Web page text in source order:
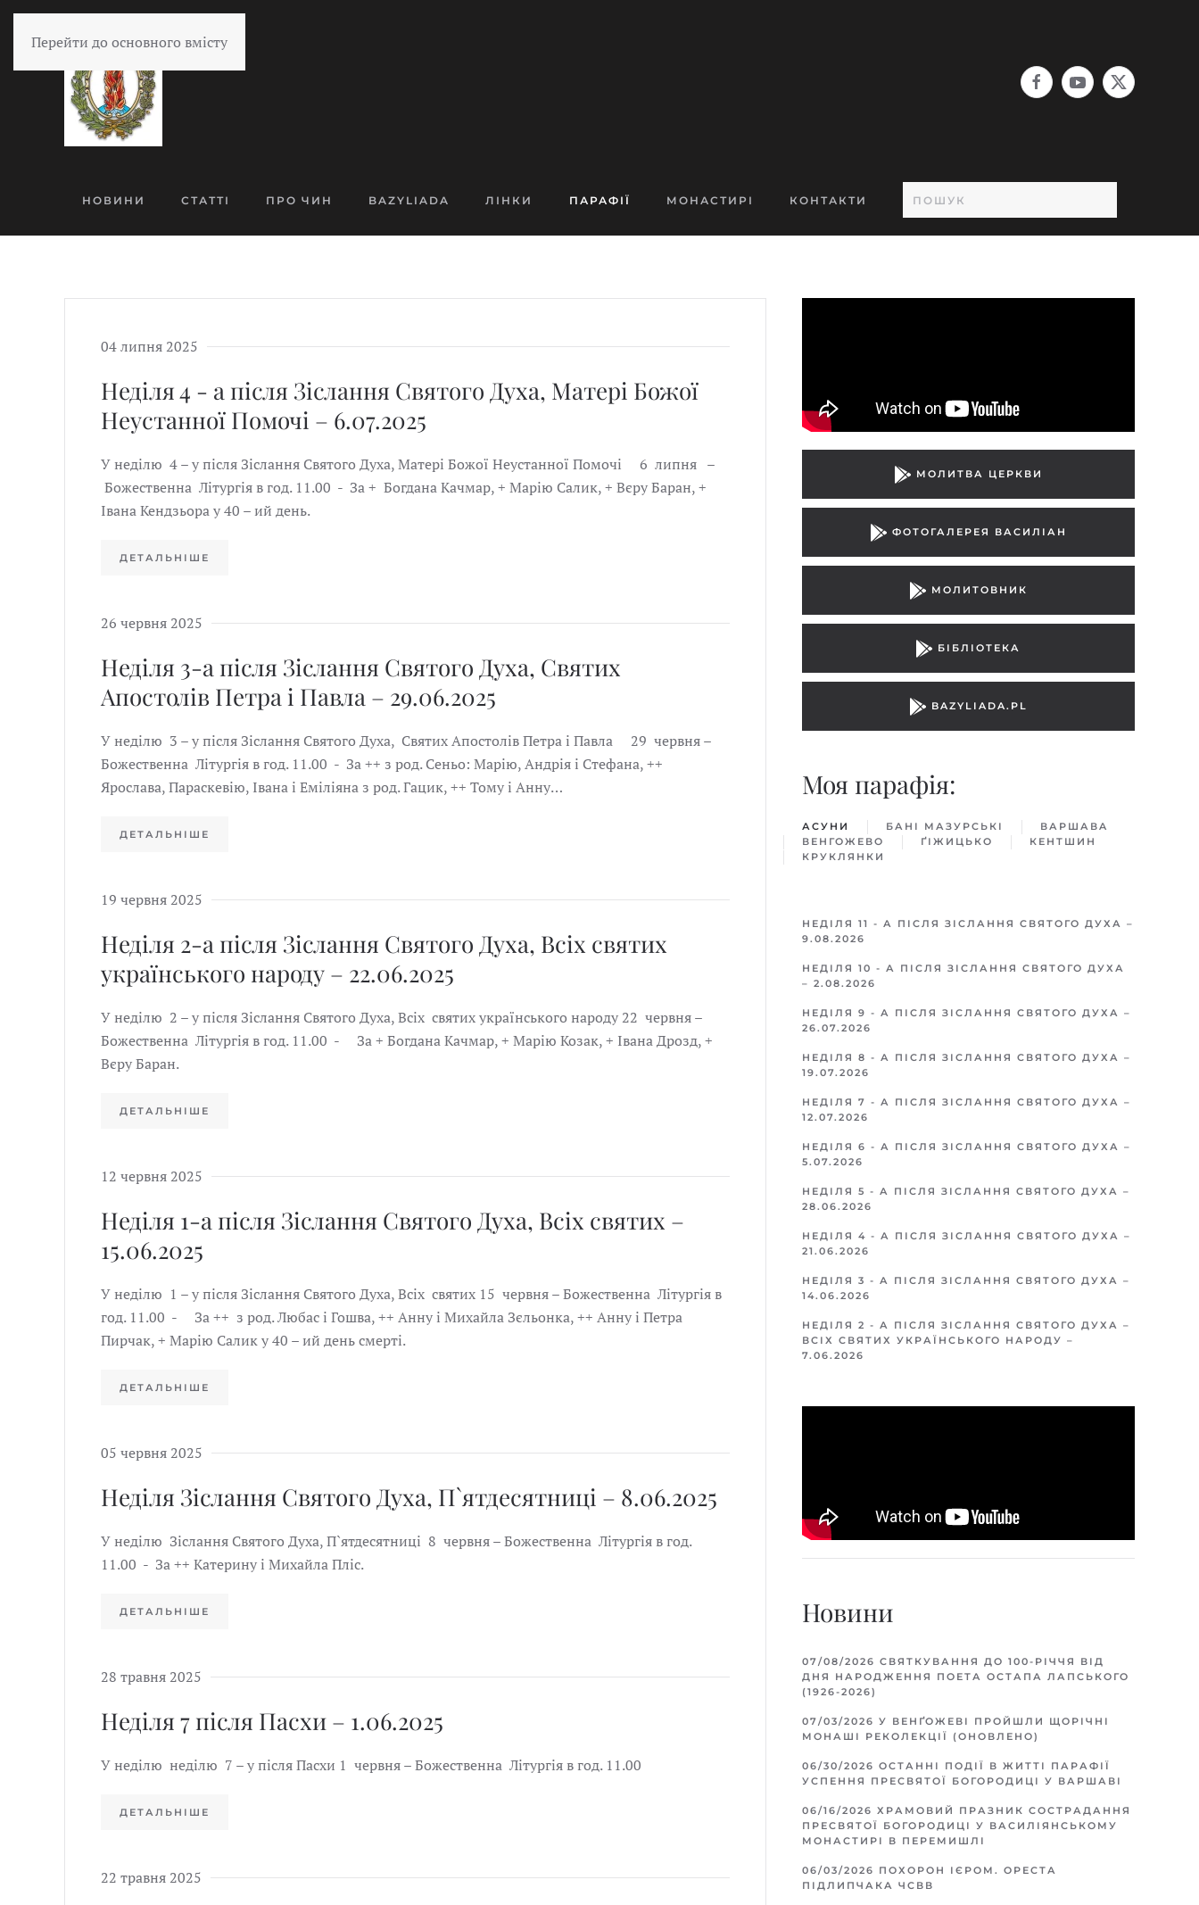
Перейти до основного вмісту
НОВИНИ СТАТТІ ПРО ЧИН BAZYLIADA ЛІНКИ ПАРАФІЇ МОНАСТИРІ КОНТАКТИ
04 липня 2025
Неділя 4 - а після Зіслання Святого Духа, Матері Божої
Неустанної Помочі – 6.07.2025
У неділю 4 – у після Зіслання Святого Духа, Матері Божої Неустанної Помочі 6 липня –
Божественна Літургія в год. 11.00 - За + Богдана Качмар, + Марію Салик, + Вєру Баран, +
Івана Кендзьора у 40 – ий день.
ДЕТАЛЬНІШЕ
26 червня 2025
Неділя 3-а після Зіслання Святого Духа, Святих
Апостолів Петра і Павла – 29.06.2025
У неділю 3 – у після Зіслання Святого Духа, Святих Апостолів Петра і Павла 29 червня –
Божественна Літургія в год. 11.00 - За ++ з род. Сеньо: Марію, Андрія і Стефана, ++
Ярослава, Параскевію, Івана і Еміліяна з род. Гацик, ++ Тому і Анну…
ДЕТАЛЬНІШЕ
19 червня 2025
Неділя 2-а після Зіслання Святого Духа, Всіх святих
українського народу – 22.06.2025
У неділю 2 – у після Зіслання Святого Духа, Всіх святих українського народу 22 червня –
Божественна Літургія в год. 11.00 - За + Богдана Качмар, + Марію Козак, + Івана Дрозд, +
Вєру Баран.
ДЕТАЛЬНІШЕ
12 червня 2025
Неділя 1-а після Зіслання Святого Духа, Всіх святих –
15.06.2025
У неділю 1 – у після Зіслання Святого Духа, Всіх святих 15 червня – Божественна Літургія в
год. 11.00 - За ++ з род. Любас і Гошва, ++ Анну і Михайла Зєльонка, ++ Анну і Петра
Пирчак, + Марію Салик у 40 – ий день смерті.
ДЕТАЛЬНІШЕ
05 червня 2025
Неділя Зіслання Святого Духа, П`ятдесятниці – 8.06.2025
У неділю Зіслання Святого Духа, П`ятдесятниці 8 червня – Божественна Літургія в год.
11.00 - За ++ Катерину і Михайла Пліс.
ДЕТАЛЬНІШЕ
28 травня 2025
Неділя 7 після Пасхи – 1.06.2025
У неділю неділю 7 – у після Пасхи 1 червня – Божественна Літургія в год. 11.00
ДЕТАЛЬНІШЕ
22 травня 2025
МОЛИТВА ЦЕРКВИ
ФОТОГАЛЕРЕЯ ВАСИЛІАН
МОЛИТОВНИК
БІБЛІОТЕКА
BAZYLIADA.PL
Моя парафiя:
АСУНИ БАНІ МАЗУРСЬКІ
ВАРШАВA
ВЕНГОЖЕВО
ҐІЖИЦЬКO
КЕНТШИН
КРУКЛЯНКИ
НЕДІЛЯ 11 - А ПІСЛЯ ЗІСЛАННЯ СВЯТОГО ДУХА –
9.08.2026
НЕДІЛЯ 10 - А ПІСЛЯ ЗІСЛАННЯ СВЯТОГО ДУХА
– 2.08.2026
НЕДІЛЯ 9 - А ПІСЛЯ ЗІСЛАННЯ СВЯТОГО ДУХА –
26.07.2026
НЕДІЛЯ 8 - А ПІСЛЯ ЗІСЛАННЯ СВЯТОГО ДУХА –
19.07.2026
НЕДІЛЯ 7 - А ПІСЛЯ ЗІСЛАННЯ СВЯТОГО ДУХА –
12.07.2026
НЕДІЛЯ 6 - А ПІСЛЯ ЗІСЛАННЯ СВЯТОГО ДУХА –
5.07.2026
НЕДІЛЯ 5 - А ПІСЛЯ ЗІСЛАННЯ СВЯТОГО ДУХА –
28.06.2026
НЕДІЛЯ 4 - А ПІСЛЯ ЗІСЛАННЯ СВЯТОГО ДУХА –
21.06.2026
НЕДІЛЯ 3 - А ПІСЛЯ ЗІСЛАННЯ СВЯТОГО ДУХА –
14.06.2026
НЕДІЛЯ 2 - А ПІСЛЯ ЗІСЛАННЯ СВЯТОГО ДУХА –
ВСІХ СВЯТИХ УКРАЇНСЬКОГО НАРОДУ –
7.06.2026
Новини
07/08/2026 СВЯТКУВАННЯ ДО 100-РІЧЧЯ ВІД
ДНЯ НАРОДЖЕННЯ ПОЕТА ОСТАПА ЛАПСЬКОГО
(1926-2026)
07/03/2026 У ВЕНҐОЖЕВІ ПРОЙШЛИ ЩОРІЧНІ
МОНАШІ РЕКОЛЕКЦІЇ (ОНОВЛЕНО)
06/30/2026 ОСТАННІ ПОДІЇ В ЖИТТІ ПАРАФІЇ
УСПЕННЯ ПРЕСВЯТОЇ БОГОРОДИЦІ У ВАРШАВІ
06/16/2026 ХРАМОВИЙ ПРАЗНИК СОСТРАДАННЯ
ПРЕСВЯТОЇ БОГОРОДИЦІ У ВАСИЛІЯНСЬКОМУ
МОНАСТИРІ В ПЕРЕМИШЛІ
06/03/2026 ПОХОРОН ІЄРОМ. ОРЕСТА
ПІДЛИПЧАКА ЧСВВ